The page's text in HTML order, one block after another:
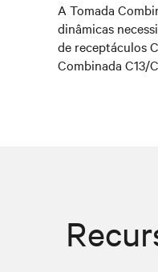
A Tomada
dinâmicas
de receptáculos
Combinada C13/